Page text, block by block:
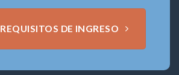
REQUISITOS DE INGRESO